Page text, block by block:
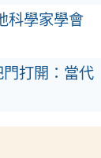
科學家學會
打開：當代